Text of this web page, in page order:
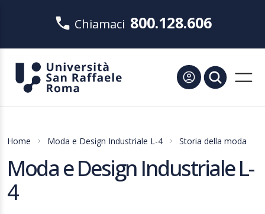
Chiamaci 800.128.606
Home Moda e Design Industriale L-4 Storia della moda
Moda e Design Industriale L-
4